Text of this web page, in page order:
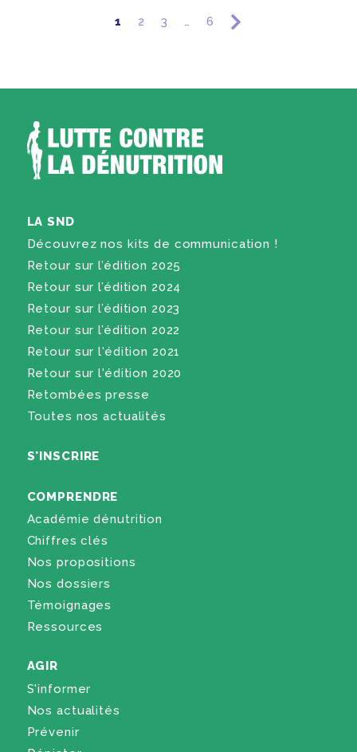
1 2 3 … 6
LA SND
Découvrez nos kits de communication !
Retour sur l’édition 2025
Retour sur l’édition 2024
Retour sur l’édition 2023
Retour sur l’édition 2022
Retour sur l'édition 2021
Retour sur l'édition 2020
Retombées presse
Toutes nos actualités
S'INSCRIRE
COMPRENDRE
Académie dénutrition
Chiffres clés
Nos propositions
Nos dossiers
Témoignages
Ressources
AGIR
S'informer
Nos actualités
Prévenir